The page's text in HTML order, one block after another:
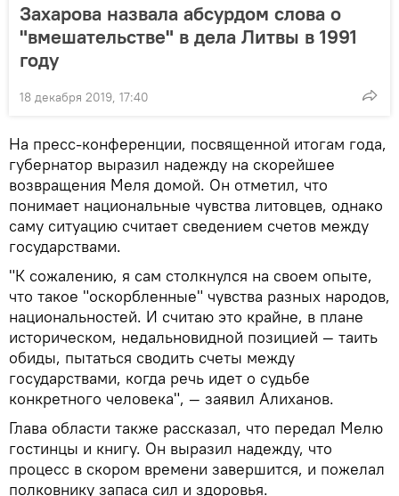
Захарова назвала абсурдом слова о
"вмешательстве" в дела Литвы в 1991
году
18 декабря 2019, 17:40
На пресс-конференции, посвященной итогам года,
губернатор выразил надежду на скорейшее
возвращения Меля домой. Он отметил, что
понимает национальные чувства литовцев, однако
саму ситуацию считает сведением счетов между
государствами.
"К сожалению, я сам столкнулся на своем опыте,
что такое "оскорбленные" чувства разных народов,
национальностей. И считаю это крайне, в плане
историческом, недальновидной позицией — таить
обиды, пытаться сводить счеты между
государствами, когда речь идет о судьбе
конкретного человека", — заявил Алиханов.
Глава области также рассказал, что передал Мелю
гостинцы и книгу. Он выразил надежду, что
процесс в скором времени завершится, и пожелал
полковнику запаса сил и здоровья.